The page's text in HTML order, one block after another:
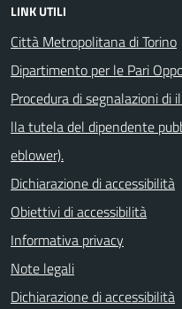
LINK UTILI
Città Metropolitana di Torino
Dipartimento per le Pari
Procedura di segnalazioni di
lla tutela del dipendente
eblower).
Dichiarazione di accessibilità
Obiettivi di accessibilità
Informativa privacy
Note legali
Dichiarazione di accessibilità